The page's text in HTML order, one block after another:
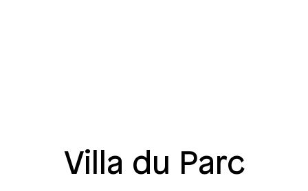
Villa du Parc